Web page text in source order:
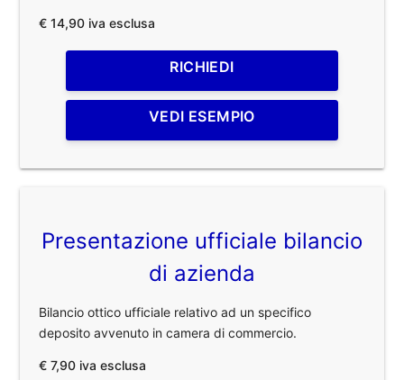
€ 14,90 iva esclusa
RICHIEDI
VEDI ESEMPIO
Presentazione ufficiale bilancio
di azienda
Bilancio ottico ufficiale relativo ad un specifico
deposito avvenuto in camera di commercio.
€ 7,90 iva esclusa